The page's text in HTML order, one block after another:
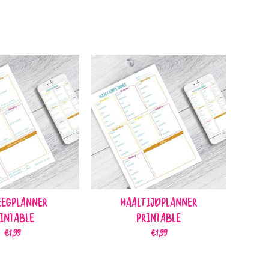
€1,99
Maaltijdplanner
Printable
€1,99